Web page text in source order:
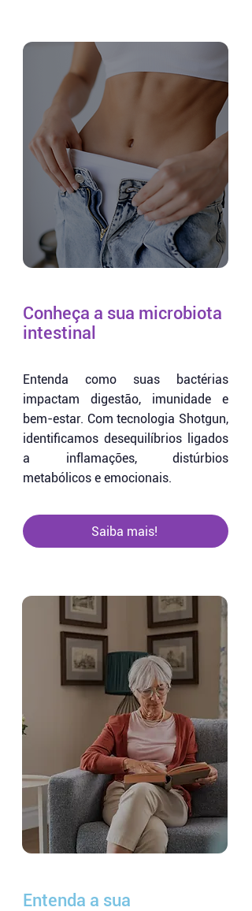
Conheça a sua microbiota
intestinal
Entenda como suas bactérias
impactam digestão, imunidade e
bem-estar. Com tecnologia Shotgun,
identificamos desequilíbrios ligados
a inflamações, distúrbios
metabólicos e emocionais.
Saiba mais!
Entenda a sua